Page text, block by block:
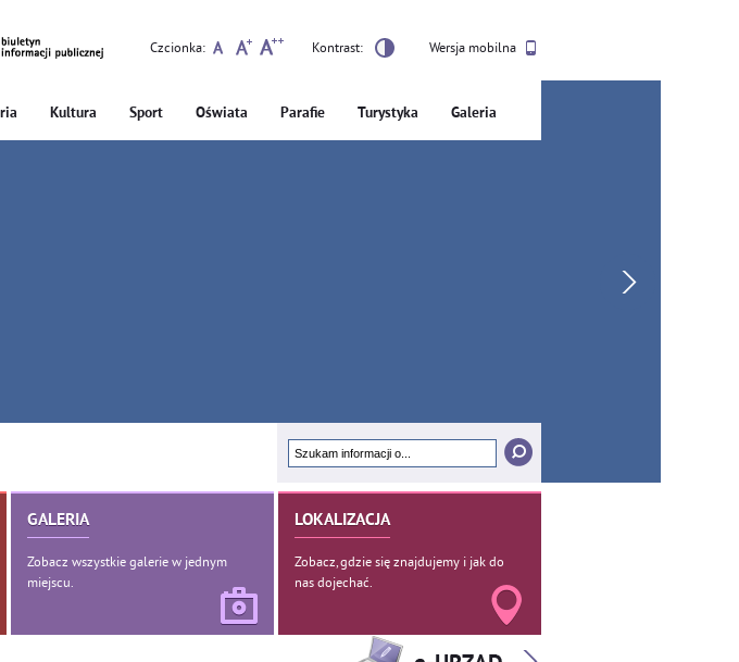
Wersja mobilna
Czcionka: Kontrast:
Kultura Sport Oświata Parafie Turystyka Galeria
GALERIA
Zobacz wszystkie galerie w jednym
miejscu.
LOKALIZACJA
Zobacz, gdzie się znajdujemy i jak do
nas dojechać.